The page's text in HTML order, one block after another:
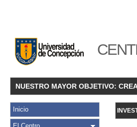
NUESTRO MAYOR OBJETIVO:
Inicio